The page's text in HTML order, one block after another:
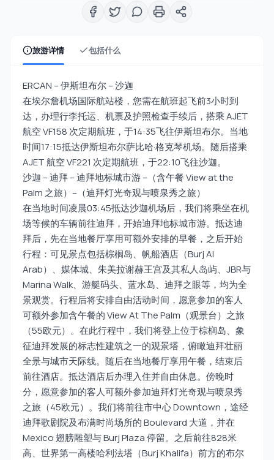
旅游详情 包括什么
ERCAN – 伊斯坦布尔 – 沙迦
在埃尔詹机场国际航站楼，您需在航班起飞前3小时到
达，办理行李托运、机票及护照检查手续后，搭乘 AJET
航空 VF158 次定期航班，于14:35飞往伊斯坦布尔。当地
时间17:15抵达伊斯坦布尔萨比哈·格克琴机场。随后搭乘
AJET 航空 VF221 次定期航班，于22:10飞往沙迦。
沙迦 – 迪拜 – 迪拜地标城市游 –（含午餐 View at the
Palm 之旅）–（迪拜灯光奇观与喷泉秀之旅）
在当地时间凌晨03:45抵达沙迦机场后，我们将乘坐在机
场等候的车辆前往迪拜，开始迪拜地标城市游。抵达迪
拜后，先在当地餐厅享用可额外安排的早餐，之后开始
行程：可见景点包括棕榈岛、帆船酒店（Burj Al
Arab）、媒体城、朱美拉谢赫王宫及其私人岛屿、JBR与
Marina Walk、游艇码头、蓝水岛、迪拜之眼等，均为全
景观赏。行程后将安排自由活动时间，愿意参加的客人
可额外参加含午餐的 View At The Palm（观景台）之旅
（55欧元）。在此行程中，我们将登上位于棕榈岛、象
征迪拜发展的标志性建筑之一的观景塔，俯瞰迪拜壮丽
全景与城市天际线。随后在当地餐厅享用午餐，结束后
前往酒店。抵达酒店后办理入住并自由休息。傍晚时
分，愿意参加的客人可额外参加迪拜灯光奇观与喷泉秀
之旅（45欧元）。我们将前往市中心 Downtown，途经
迪拜歌剧院及布满时尚场所的 Boulevard 大道，并在
Mexico 翅膀雕塑与 Burj Plaza 停留。之后前往828米
高、世界第一高楼哈利法塔（Burj Khalifa）前方的布尔